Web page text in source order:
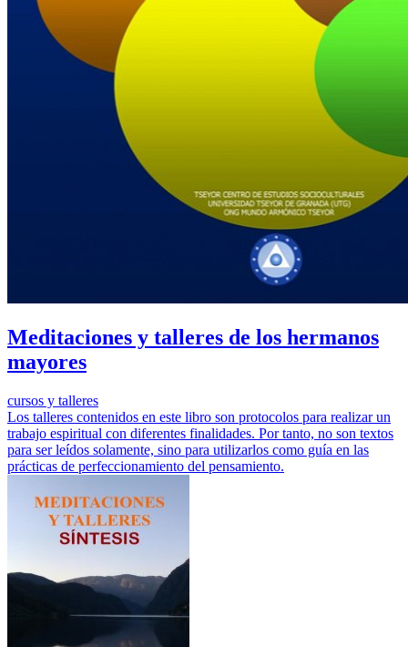
Meditaciones y talleres de los hermanos
mayores
cursos y talleres
Los talleres contenidos en este libro son protocolos para realizar un
trabajo espiritual con diferentes finalidades. Por tanto, no son textos
para ser leídos solamente, sino para utilizarlos como guía en las
prácticas de perfeccionamiento del pensamiento.